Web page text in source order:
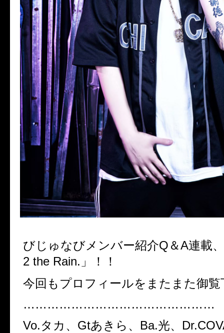
びじゅなびメンバー紹介Q＆A連載
2 the Rain.」！！
今回もプロフィールをまたまた御覧
…………………………………………
Vo.タカ、Gtあきら、Ba.光、